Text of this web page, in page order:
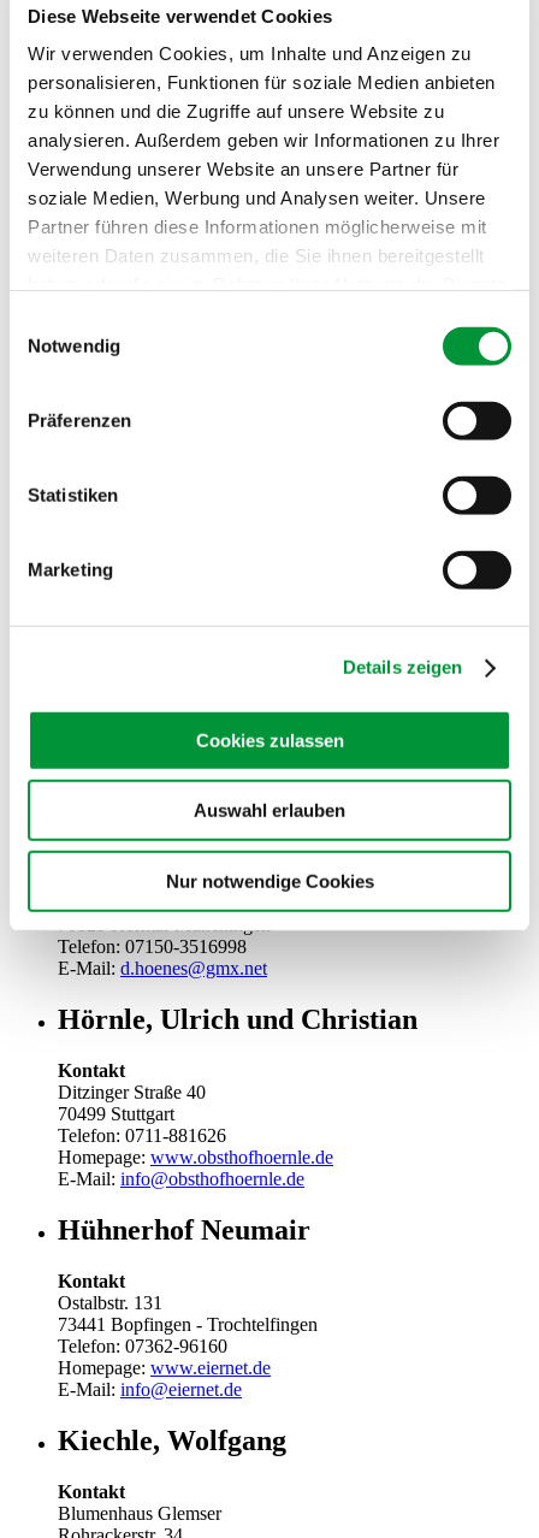
Diese Webseite verwendet Cookies
Wir verwenden Cookies, um Inhalte und Anzeigen zu
personalisieren, Funktionen für soziale Medien anbieten
zu können und die Zugriffe auf unsere Website zu
analysieren. Außerdem geben wir Informationen zu Ihrer
Verwendung unserer Website an unsere Partner für
soziale Medien, Werbung und Analysen weiter. Unsere
Partner führen diese Informationen möglicherweise mit
weiteren Daten zusammen, die Sie ihnen bereitgestellt
Notwendig
Präferenzen
Statistiken
Marketing
Details zeigen
Cookies zulassen
Auswahl erlauben
Nur notwendige Cookies
E-Mail:nevzat.evsen@gmx.de
Fromagerie & Feinkost Maulick
Thomashardterstr. 59
73669 Lichtenwald
info@fromagerie-maulick.de
Gmelin, Rudolf GmbH & Co. KG
Kontakt
Telefon: 0711-7542535
Homepage:
Hamburger Fischhalle
Kontakt
Eberhardstraße 14
Homepage:
Robert-Koch-Str. 40
71640 Ludwigsburg
E-Mail:andreashozlwarth@web.de
Hönes, Daniel
Telefon: 07150-3516998
E-Mail: d.hoenes@gmx.net
Hörnle, Ulrich und Christian
Kontakt
Ditzinger Straße 40
70499 Stuttgart
Telefon: 0711-881626
Homepage: www.obsthofhoernle.de
E-Mail: info@obsthofhoernle.de
Hühnerhof Neumair
Kontakt
Ostalbstr. 131
73441 Bopfingen - Trochtelfingen
Telefon: 07362-96160
Homepage: www.eiernet.de
E-Mail: info@eiernet.de
Kiechle, Wolfgang
Kontakt
Blumenhaus Glemser